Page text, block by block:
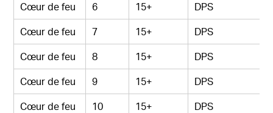
Cœur de feu
6 15+
DPS
Cœur de feu
7 15+
DPS
Cœur de feu
8 15+
DPS
Cœur de feu
9 15+
DPS
Cœur de feu
10 15+
DPS